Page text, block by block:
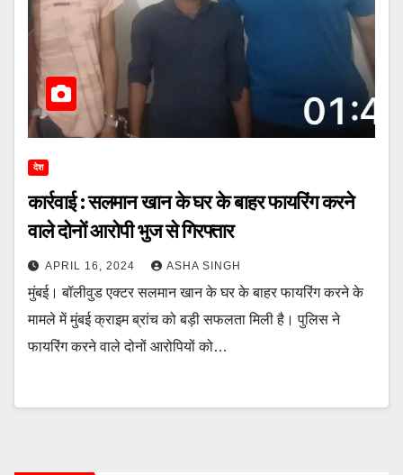
देश
कार्रवाई : सलमान खान के घर के बाहर फायरिंग करने
वाले दोनों आरोपी भुज से गिरफ्तार
APRIL 16, 2024 ASHA SINGH
मुंबई। बॉलीवुड एक्टर सलमान खान के घर के बाहर फायरिंग करने के
मामले में मुंबई क्राइम ब्रांच को बड़ी सफलता मिली है। पुलिस ने
फायरिंग करने वाले दोनों आरोपियों को…